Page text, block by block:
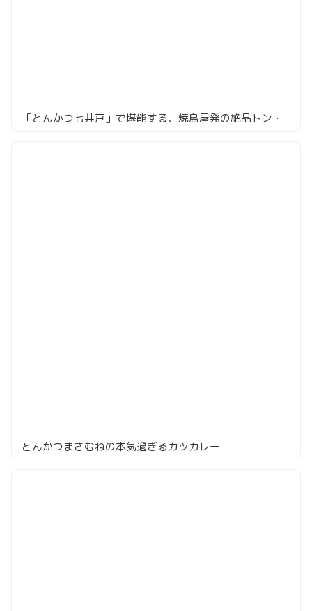
「とんかつ七井戸」で堪能する、焼鳥屋発の絶品トンカツ！
とんかつまさむねの本気過ぎるカツカレー